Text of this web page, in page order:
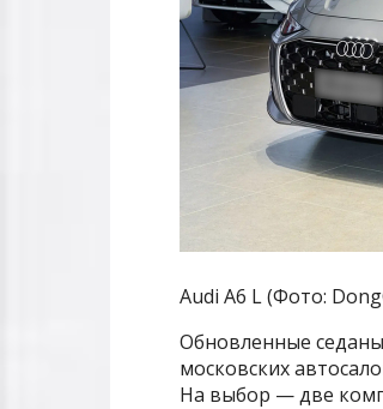
Audi A6 L (Фото:
Обновленные седаны
московских
На выбор — две